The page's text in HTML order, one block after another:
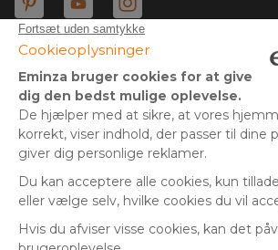
© Copyright 2025 Eminza | Alle rettigheder
* Du har 30 dage (fra modtagelsen eller
pakke) til at returnere produkter og få
** Afsendelse samme dag for alle ordrer